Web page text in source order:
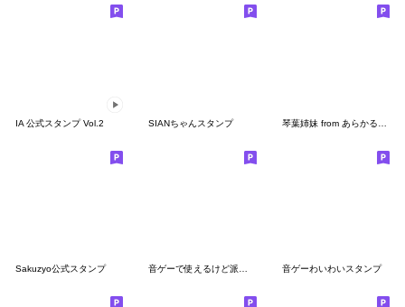
IA 公式スタンプ Vol.2 SIANちゃんスタンプ
Sakuzyo公式スタンプ 音ゲーわいわいスタンプ